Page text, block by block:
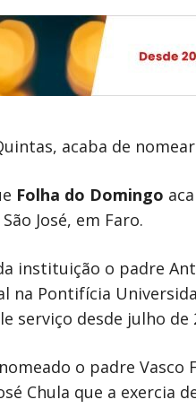
acaba de
Folha do Domingo
José, em Faro.
instituição o padre
na Pontifícia
serviço desde julho de
o padre Vasco
Chula que a exercia